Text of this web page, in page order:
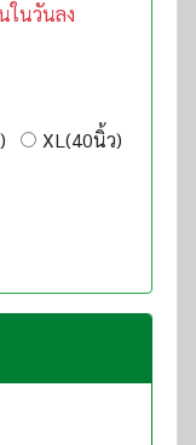
ในวันลง
XL(40นิ้ว)